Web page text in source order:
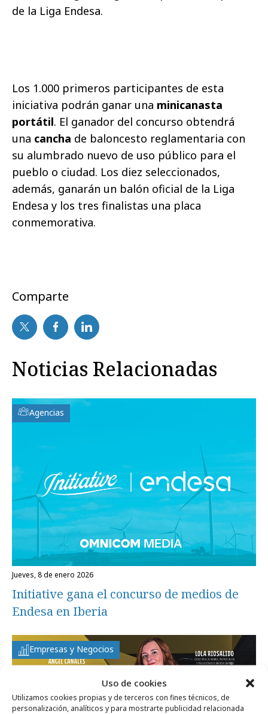
Uso de cookies
Utilizamos cookies propias y de terceros con fines técnicos, de
personalización, analíticos y para mostrarte publicidad relacionada
de la Liga Endesa.
Los 1.000 primeros participantes de esta
iniciativa podrán ganar una minicanasta
portátil. El ganador del concurso obtendrá
una cancha de baloncesto reglamentaria con
su alumbrado nuevo de uso público para el
pueblo o ciudad. Los diez seleccionados,
además, ganarán un balón oficial de la Liga
Endesa y los tres finalistas una placa
conmemorativa.
Comparte
Noticias Relacionadas
Agencias
jueves, 8 de enero 2026
Initiative gana el concurso de medios de
Endesa en Iberia
Empresas y Negocios